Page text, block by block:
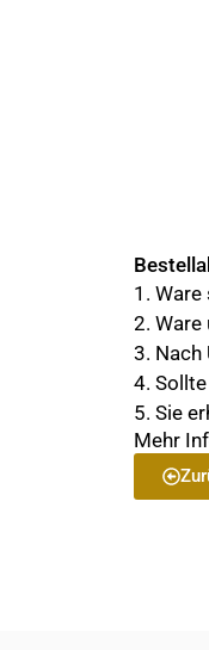
1.
2. Ware
3. Nach
4.
5. Sie
Mehr